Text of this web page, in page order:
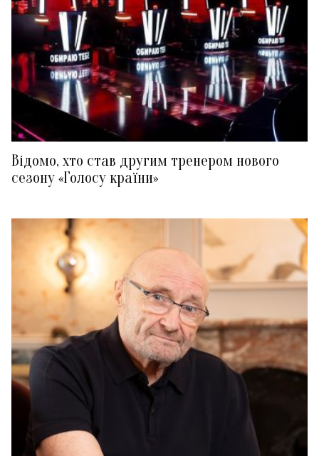
Відомо, хто став другим тренером нового
сезону «Голосу країни»